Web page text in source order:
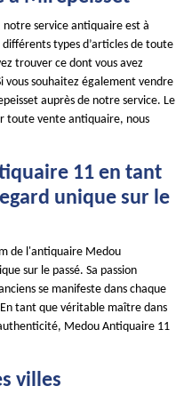
notre service antiquaire est à
types d’articles de toute
trouver ce dont vous avez
souhaitez également vendre
auprès de notre service. Le
toute vente antiquaire, nous
11 en tant
unique sur le
de l'antiquaire Medou
sur le passé. Sa passion
se manifeste dans chaque
tant que véritable maître dans
Medou Antiquaire 11
villes